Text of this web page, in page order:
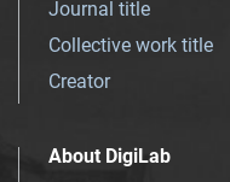
Journal title
Collective work title
Creator
About DigiLab